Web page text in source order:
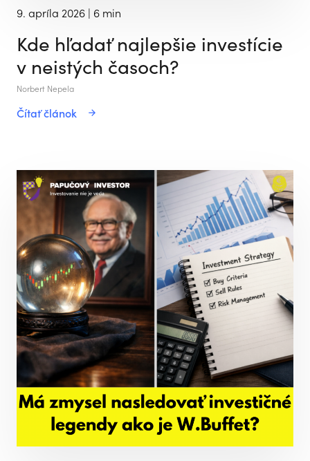
9. apríla 2026 | 6 min
Kde hľadať najlepšie investície
v neistých časoch?
Norbert Nepela
Čítať článok